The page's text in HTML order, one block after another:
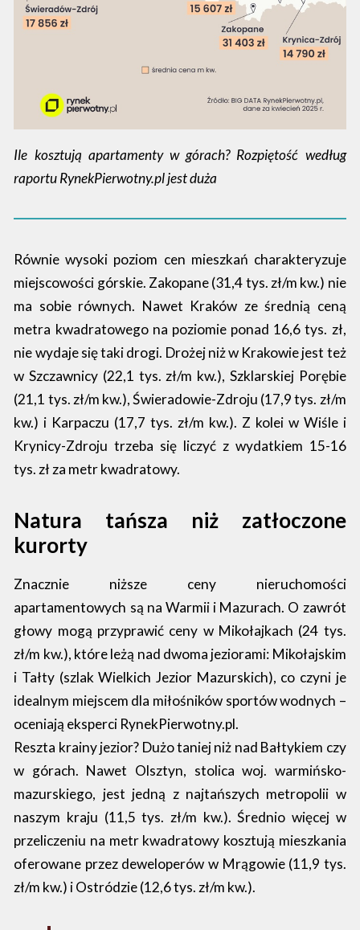
Ile kosztują apartamenty w górach? Rozpiętość według
raportu RynekPierwotny.pl jest duża
Równie wysoki poziom cen mieszkań charakteryzuje
miejscowości górskie. Zakopane (31,4 tys. zł/m kw.) nie
ma sobie równych. Nawet Kraków ze średnią ceną
metra kwadratowego na poziomie ponad 16,6 tys. zł,
nie wydaje się taki drogi. Drożej niż w Krakowie jest też
w Szczawnicy (22,1 tys. zł/m kw.), Szklarskiej Porębie
(21,1 tys. zł/m kw.), Świeradowie-Zdroju (17,9 tys. zł/m
kw.) i Karpaczu (17,7 tys. zł/m kw.). Z kolei w Wiśle i
Krynicy-Zdroju trzeba się liczyć z wydatkiem 15-16
tys. zł za metr kwadratowy.
Natura tańsza niż zatłoczone
kurorty
Znacznie niższe ceny nieruchomości
apartamentowych są na Warmii i Mazurach. O zawrót
głowy mogą przyprawić ceny w Mikołajkach (24 tys.
zł/m kw.), które leżą nad dwoma jeziorami: Mikołajskim
i Tałty (szlak Wielkich Jezior Mazurskich), co czyni je
idealnym miejscem dla miłośników sportów wodnych –
oceniają eksperci RynekPierwotny.pl.
Reszta krainy jezior? Dużo taniej niż nad Bałtykiem czy
w górach. Nawet Olsztyn, stolica woj. warmińsko-
mazurskiego, jest jedną z najtańszych metropolii w
naszym kraju (11,5 tys. zł/m kw.). Średnio więcej w
przeliczeniu na metr kwadratowy kosztują mieszkania
oferowane przez deweloperów w Mrągowie (11,9 tys.
zł/m kw.) i Ostródzie (12,6 tys. zł/m kw.).